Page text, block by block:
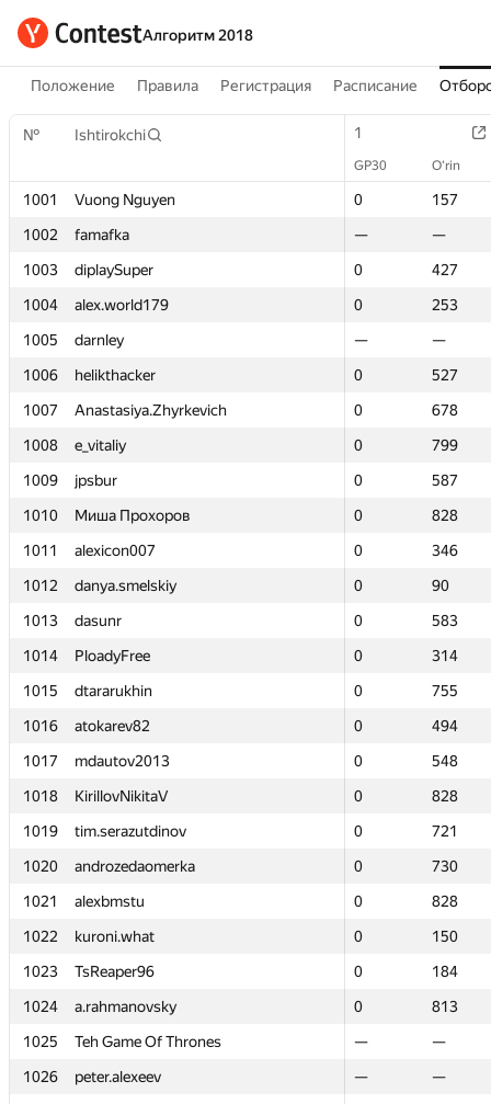
Алгоритм 2018
Положение Правила Регистрация Расписание
№ Ishtirokchi 1
GP30 O‘rin
1001 Vuong Nguyen 0
157
1002
famafka —
—
1003
diplaySuper 0
427
1004
alex.world179 0
253
1005
darnley —
—
1006
helikthacker 0
527
1007
Anastasiya.Zhyrkevich 0
678
1008
e_vitaliy 0
799
1009
jpsbur 0
587
1010
Миша Прохоров 0
828
1011
alexicon007 0
346
1012
danya.smelskiy 0
90
1013
dasunr 0
583
1014
PloadyFree 0
314
1015
dtararukhin 0
755
1016
atokarev82 0
494
1017
mdautov2013 0
548
1018
KirillovNikitaV 0
828
1019
tim.serazutdinov 0
721
1020
androzedaomerka 0
730
1021
alexbmstu 0
828
1022
kuroni.what 0
150
1023
TsReaper96 0
184
1024
a.rahmanovsky 0
813
1025
Teh Game Of Thrones —
—
1026
peter.alexeev —
—
№ Ishtirokchi 1
GP30 O‘rin
1001 Vuong Nguyen 0
157
1002
famafka —
—
1003
diplaySuper 0
427
1004
alex.world179 0
253
1005
darnley —
—
1006
helikthacker 0
527
1007
Anastasiya.Zhyrkevich 0
678
1008
e_vitaliy 0
799
1009
jpsbur 0
587
1010
Миша Прохоров 0
828
1011
alexicon007 0
346
1012
danya.smelskiy 0
90
1013
dasunr 0
583
1014
PloadyFree 0
314
1015
dtararukhin 0
755
1016
atokarev82 0
494
1017
mdautov2013 0
548
1018
KirillovNikitaV 0
828
1019
tim.serazutdinov 0
721
1020
androzedaomerka 0
730
1021
alexbmstu 0
828
1022
kuroni.what 0
150
1023
TsReaper96 0
184
1024
a.rahmanovsky 0
813
1025
Teh Game Of Thrones —
—
1026
peter.alexeev —
—